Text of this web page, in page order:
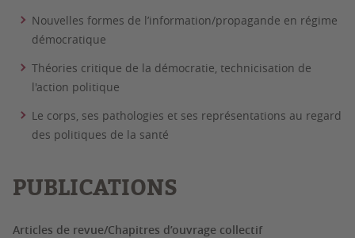
Nouvelles formes de l’information/propagande en régime
démocratique
Théories critique de la démocratie, technicisation de
l'action politique
Le corps, ses pathologies et ses représentations au regard
des politiques de la santé
PUBLICATIONS
Articles de revue/Chapitres d’ouvrage collectif